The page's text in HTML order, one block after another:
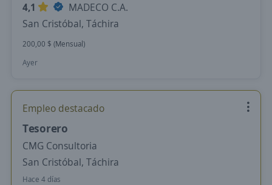
4,1
MADECO C.A.
San Cristóbal, Táchira
200,00 $ (Mensual)
Ayer
Empleo destacado
Tesorero
CMG Consultoria
San Cristóbal, Táchira
Hace 4 días